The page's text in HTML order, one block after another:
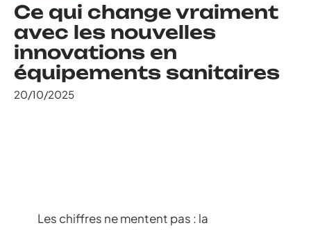
Ce qui change vraiment
avec les nouvelles
innovations en
équipements sanitaires
20/10/2025
Les chiffres ne mentent pas : la